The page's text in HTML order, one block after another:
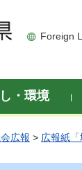
Foreign
・環境
広報 > 広報紙「